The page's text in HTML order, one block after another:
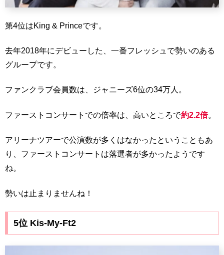
第4位はKing & Princeです。
去年2018年にデビューした、一番フレッシュで勢いのある
グループです。
ファンクラブ会員数は、ジャニーズ6位の34万人。
ファーストコンサートでの倍率は、高いところで約2.2倍。
アリーナツアーで公演数が多くはなかったということもあ
り、ファーストコンサートは落選者が多かったようです
ね。
勢いは止まりませんね！
5位 Kis-My-Ft2